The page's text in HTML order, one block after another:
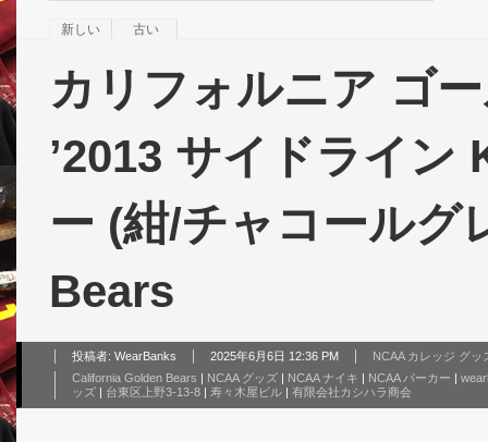
新しい 古い
カリフォルニア ゴ
’2013 サイドライン
ー (紺/チャコール
Bears
投稿者: WearBanks 2025年6月6日 12:36 PM
NCAA カレッジ グッ
California Golden Bears | NCAA グッズ | NCAA ナイキ | NCAA パーカー |
ッズ | 台東区上野3-13-8 | 寿々木屋ビル | 有限会社カシハラ商会